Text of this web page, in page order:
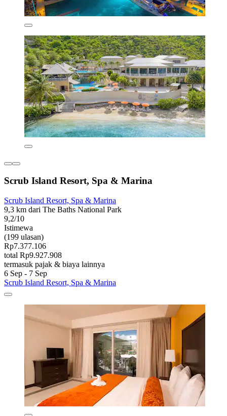
Scrub Island Resort, Spa & Marina
Scrub Island Resort, Spa & Marina
9,3 km dari The Baths National Park
9,2/10
Istimewa
(199 ulasan)
Rp7.377.106
total Rp9.927.908
termasuk pajak & biaya lainnya
6 Sep - 7 Sep
Scrub Island Resort, Spa & Marina